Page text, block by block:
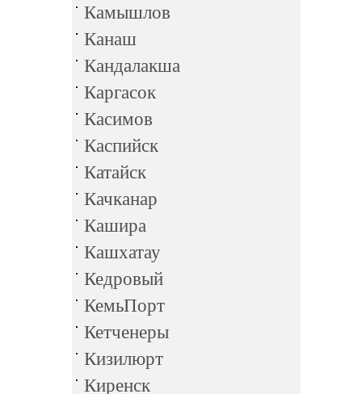
Камышлов
Канаш
Кандалакша
Каргасок
Касимов
Каспийск
Катайск
Качканар
Кашира
Кашхатау
Кедровый
КемьПорт
Кетченеры
Кизилюрт
Киренск